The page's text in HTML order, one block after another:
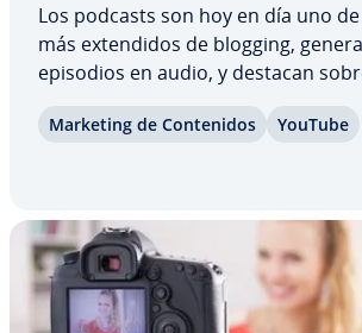
Los podcasts son hoy en día uno
más ex­te­n­di­dos de blogging,
episodios en audio, y destacan
comodidad. No solamente
privado usan el formato como una
Marketing de Co­n­te­ni­dos YouTube